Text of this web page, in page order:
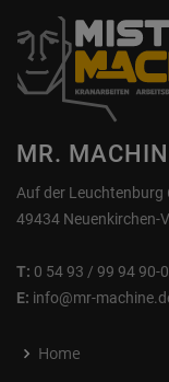
MR.
Auf der Leuchtenburg
49434 Neuenkirchen-
T: 0 54 93 / 99 94 90-0
E: info@mr-
Home